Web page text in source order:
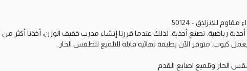
كبوت. متوفر الآن بطبقة نهائية قابلة للتلميع للطقس الحار.
الحار وتلميع اصابع القدم